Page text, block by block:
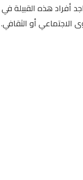
أفراد هذه القبيلة في
أو الثقافي.